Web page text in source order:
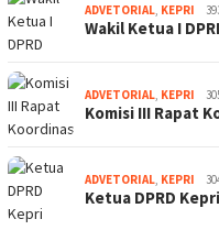
ADVETORIAL, KEPRI
Wakil Ketua I
ADVETORIAL, KEPRI
Komisi III Rapat
ADVETORIAL, KEPRI
Ketua DPRD